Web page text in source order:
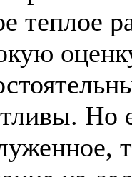
теплое
Но